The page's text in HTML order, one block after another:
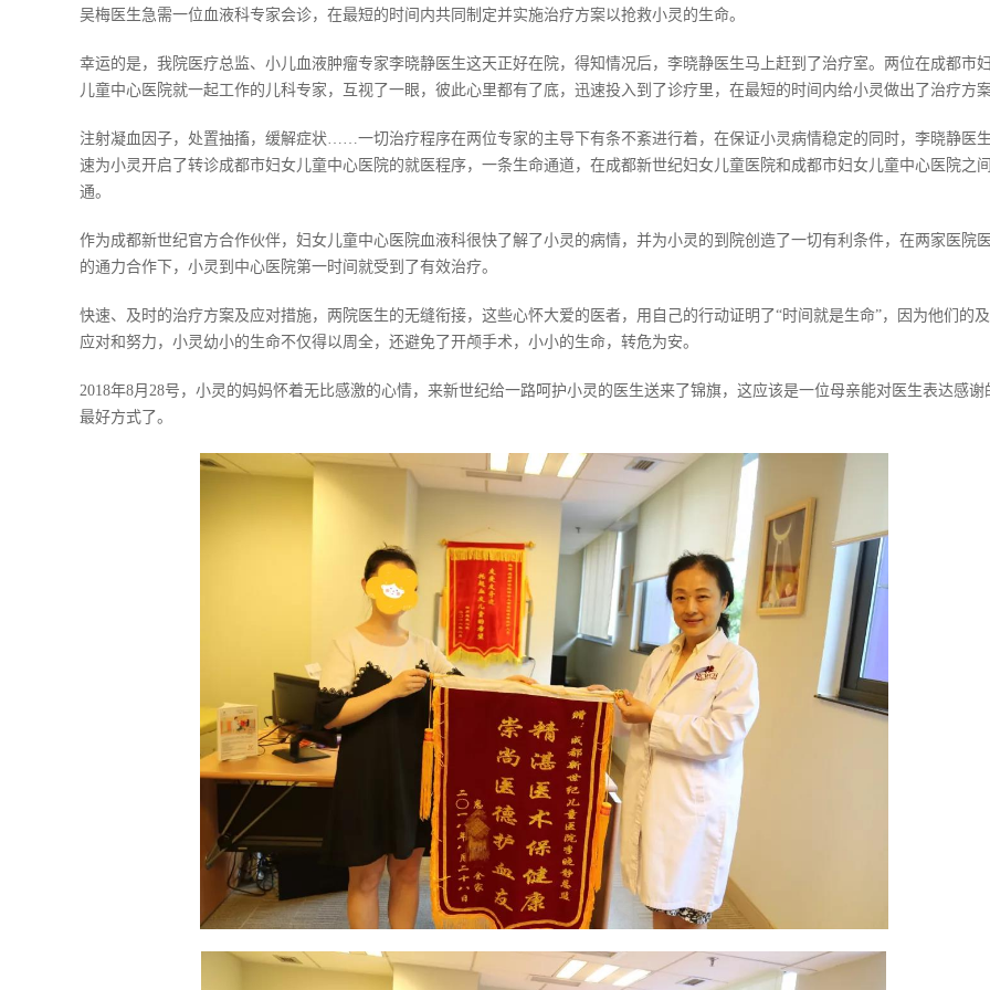
吴梅医生急需一位血液科专家会诊，在最短的时间内共同制定并实施治疗方案以抢救小灵的生命。
幸运的是，我院医疗总监、小儿血液肿瘤专家李晓静医生这天正好在院，得知情况后，李晓静医生马上赶到了治疗室。两位在成都市
儿童中心医院就一起工作的儿科专家，互视了一眼，彼此心里都有了底，迅速投入到了诊疗里，在最短的时间内给小灵做出了治疗方案
注射凝血因子，处置抽搐，缓解症状……一切治疗程序在两位专家的主导下有条不紊进行着，在保证小灵病情稳定的同时，李晓静医
速为小灵开启了转诊成都市妇女儿童中心医院的就医程序，一条生命通道，在成都新世纪妇女儿童医院和成都市妇女儿童中心医院之
通。
作为成都新世纪官方合作伙伴，妇女儿童中心医院血液科很快了解了小灵的病情，并为小灵的到院创造了一切有利条件，在两家医院
的通力合作下，小灵到中心医院第一时间就受到了有效治疗。
快速、及时的治疗方案及应对措施，两院医生的无缝衔接，这些心怀大爱的医者，用自己的行动证明了“时间就是生命”，因为他们的
应对和努力，小灵幼小的生命不仅得以周全，还避免了开颅手术，小小的生命，转危为安。
2018年8月28号，小灵的妈妈怀着无比感激的心情，来新世纪给一路呵护小灵的医生送来了锦旗，这应该是一位母亲能对医生表达感谢
最好方式了。